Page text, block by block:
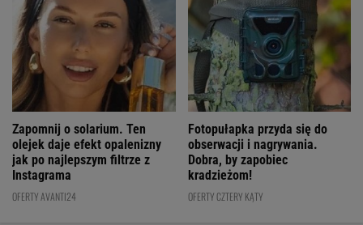
Zapomnij o solarium. Ten
olejek daje efekt opalenizny
jak po najlepszym filtrze z
Instagrama
OFERTY AVANTI24
Fotopułapka przyda się do
obserwacji i nagrywania.
Dobra, by zapobiec
kradzieżom!
OFERTY CZTERY KĄTY